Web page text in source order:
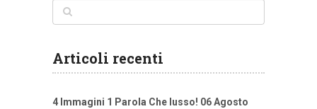
Articoli recenti
4 Immagini 1 Parola Che lusso! 06 Agosto